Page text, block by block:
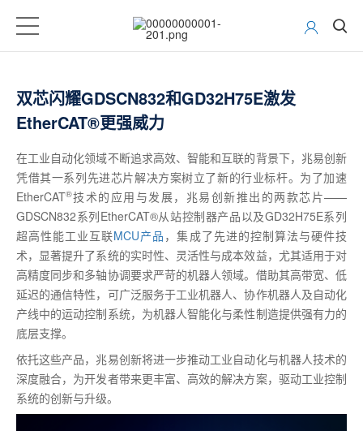
双芯闪耀GDSCN832和GD32H75E激发
EtherCAT®更强威力
在工业自动化领域不断追求高效、智能和互联的背景下，兆易创新
凭借其一系列先进芯片解决方案树立了新的行业标杆。为了加速
EtherCAT®技术的应用与发展，兆易创新推出的两款芯片——
GDSCN832系列EtherCAT®从站控制器产品以及GD32H75E系列
超高性能工业互联MCU产品 ，集成了先进的控制算法与硬件技
术，显著提升了系统的实时性、灵活性与成本效益，尤其适用于对
高精度同步和多轴协调要求严苛的机器人领域。借助其高带宽、低
延迟的通信特性，可广泛服务于工业机器人、协作机器人及自动化
产线中的运动控制系统，为机器人智能化与柔性制造提供强有力的
底层支撑。
依托这些产品，兆易创新将进一步推动工业自动化与机器人技术的
深度融合，为开发者带来更丰富、高效的解决方案，驱动工业控制
系统的创新与升级。